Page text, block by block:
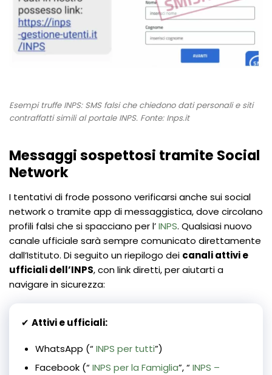
Esempi truffe INPS: SMS falsi che chiedono dati personali e siti
contraffatti simili al portale INPS. Fonte: Inps.it
Messaggi sospettosi tramite Social
Network
I tentativi di frode possono verificarsi anche sui social
network o tramite app di messaggistica, dove circolano
profili falsi che si spacciano per l’INPS. Qualsiasi nuovo
canale ufficiale sarà sempre comunicato direttamente
dall’Istituto. Di seguito un riepilogo dei canali attivi e
ufficiali dell’INPS, con link diretti, per aiutarti a
navigare in sicurezza:
✔ Attivi e ufficiali:
WhatsApp (“ INPS per tutti”)
Facebook (“ INPS per la Famiglia”, “ INPS –